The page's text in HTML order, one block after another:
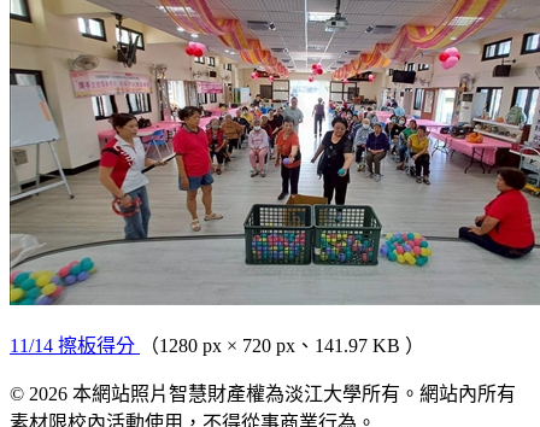
11/14 擦板得分 （1280 px × 720 px、141.97 KB ）
© 2026 本網站照片智慧財產權為淡江大學所有。網站內所有
素材限校內活動使用，不得從事商業行為。